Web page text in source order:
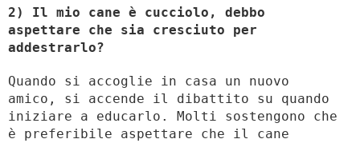
2) Il mio cane è cucciolo, debbo
aspettare che sia cresciuto per
addestrarlo?
Quando si accoglie in casa un nuovo
amico, si accende il dibattito su quando
iniziare a educarlo. Molti sostengono che
è preferibile aspettare che il cane